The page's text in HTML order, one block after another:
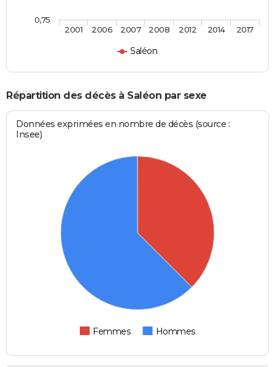
Saléon
2001 2006 2007 2008 2012 2014 2017
0,75
Répartition des décès à Saléon par sexe
Données exprimées en nombre de décès (source :
Insee)
Femmes Hommes